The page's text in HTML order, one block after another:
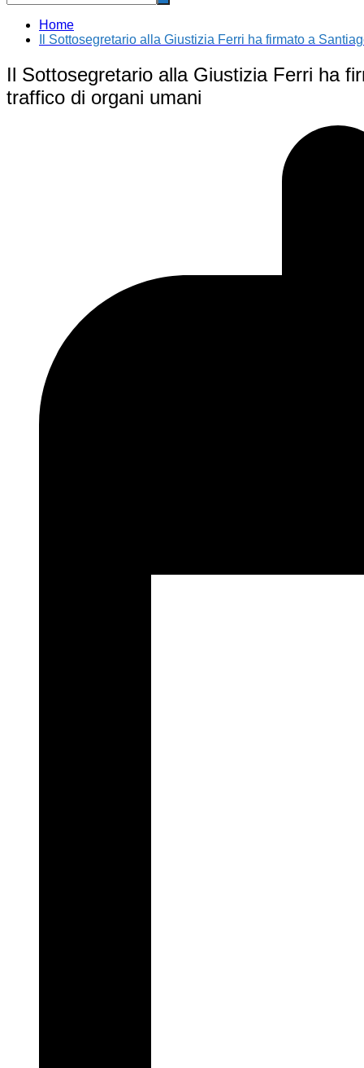
Home
Il Sottosegretario alla Giustizia Ferri ha firmato a
Il Sottosegretario alla Giustizia Ferri ha
traffico di organi umani